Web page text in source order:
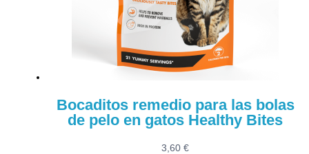
Bocaditos remedio para las bolas
de pelo en gatos Healthy Bites
3,60 €